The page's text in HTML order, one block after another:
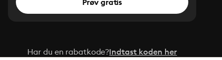
Prøv gratis
Har du en rabatkode?Indtast koden her